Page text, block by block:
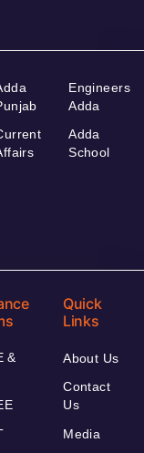
Engineers
Adda
Adda
School
&
Quick
Links
About Us
Contact
Us
Media